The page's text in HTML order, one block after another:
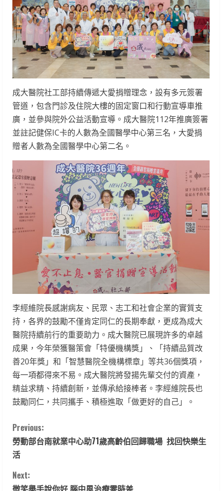
成大醫院社工部持續傳遞大愛捐贈理念，設有多元簽署
管道，包含門診及住院大樓的固定窗口和行動宣導車推
廣，並參與院外公益活動宣導。成大醫院112年推廣簽署
並註記健保IC卡的人數為全國醫學中心第三名，大愛捐
贈者人數為全國醫學中心第二名。
李經維院長感謝病友、民眾、志工和社會企業的實質支
持，各界的鼓勵不僅肯定同仁的長期奉獻，更成為成大
醫院持續前行的重要助力。成大醫院已展現許多的卓越
成果，今年榮獲醫策會「特優機構獎」、「持續品質改
善20年獎」和「智慧醫院全機構標章」等共36個獎項，
每一項都得來不易。成大醫院將發揚先輩交付的資產，
精益求精、持續創新，並傳承給接棒者。李經維院長也
鼓勵同仁，共同攜手、積極進取「做更好的自己」。
C
o
n
Previous:
勞動部台南就業中心助71歲高齡伯回歸職場 找回快樂生
活
Next:
微笑舉手說你好 腦中風治療零時差